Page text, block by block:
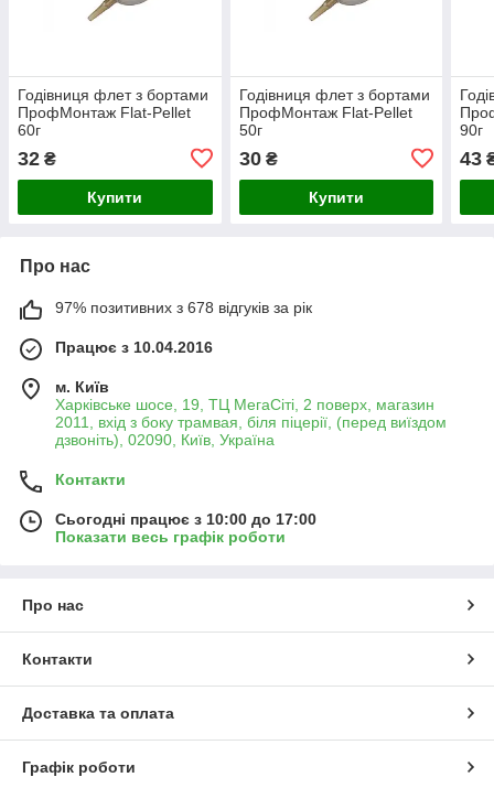
Годівниця флет з бортами
ПрофМонтаж Flat-Pellet
60г
32 ₴
Купити
Годівниця флет з бортами
ПрофМонтаж Flat-Pellet
50г
30₴
Купити
90г
43
Про нас
97% позитивних з 678 відгуків за рік
Працює з 10.04.2016
м. Київ
Харківське шосе, 19, ТЦ МегаСіті, 2 поверх, магазин
2011, вхід з боку трамвая, біля піцерії, (перед виїздом
дзвоніть), 02090, Київ, Україна
Контакти
Сьогодні працює з 10:00 до 17:00
Показати весь графік роботи
Про нас
Контакти
Доставка та оплата
Графік роботи